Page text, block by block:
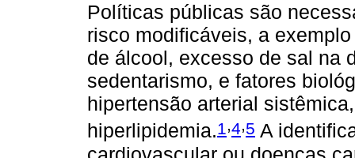
Políticas públicas são
risco modificáveis, a
de álcool, excesso de sal na
sedentarismo, e fatores
hipertensão arterial
hiperlipidemia.1 ,4,5 A